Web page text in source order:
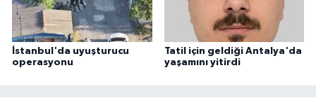
İstanbul'da uyuşturucu
operasyonu
Tatil için geldiği Antalya'da
yaşamını yitirdi